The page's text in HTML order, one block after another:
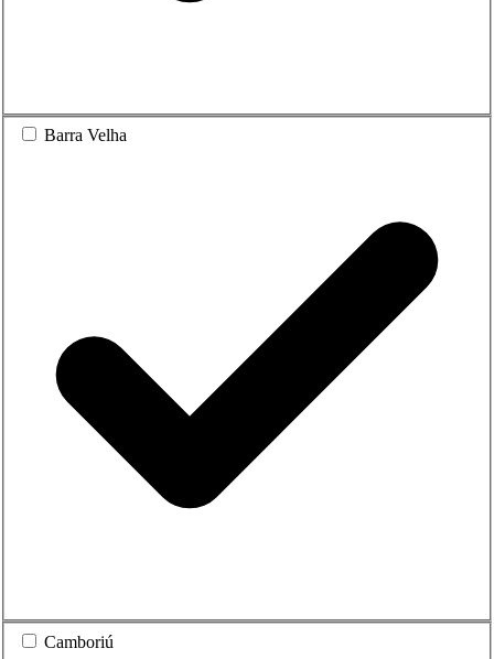
Barra Velha
Camboriú